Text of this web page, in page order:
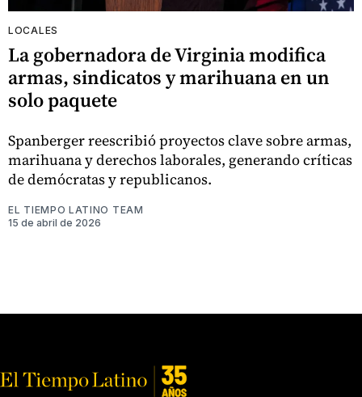
LOCALES
La gobernadora de Virginia modifica
armas, sindicatos y marihuana en un
solo paquete
Spanberger reescribió proyectos clave sobre armas,
marihuana y derechos laborales, generando críticas
de demócratas y republicanos.
EL TIEMPO LATINO TEAM
15 de abril de 2026